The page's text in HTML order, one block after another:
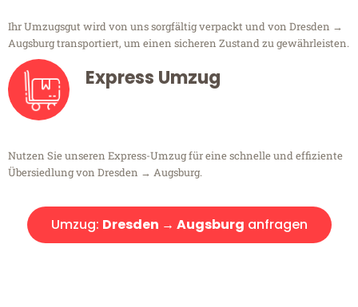
Ihr Umzugsgut wird von uns sorgfältig verpackt und von Dresden →
Augsburg transportiert, um einen sicheren Zustand zu gewährleisten.
Express Umzug
Nutzen Sie unseren Express-Umzug für eine schnelle und effiziente
Übersiedlung von Dresden → Augsburg.
Umzug: Dresden → Augsburg anfragen